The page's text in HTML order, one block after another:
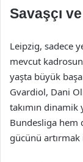
Savaşçı
Leipzig, sadece
mevcut
yaşta büyük
Gvardiol, Dani
takımın dinamik
Bundesliga hem
gücünü